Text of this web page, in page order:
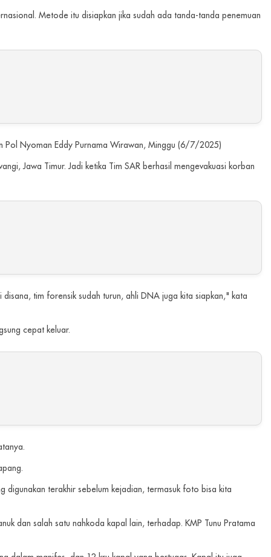
Metode itu disiapkan jika sudah ada tanda-tanda penemuan
Pol Nyoman Eddy Purnama Wirawan, Minggu (6/7/2025)
Jawa Timur. Jadi ketika Tim SAR berhasil mengevakuasi korban
tim forensik sudah turun, ahli DNA juga kita siapkan," kata
cepat keluar.
terakhir sebelum kejadian, termasuk foto bisa kita
dan salah satu nahkoda kapal lain, terhadap. KMP Tunu Pratama